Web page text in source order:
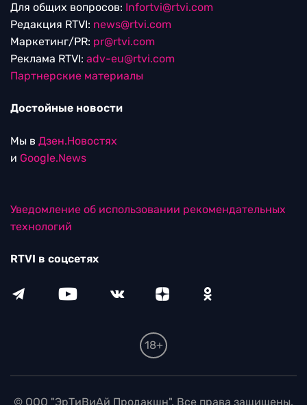
Для общих вопросов: Infortvi@rtvi.com
Редакция RTVI: news@rtvi.com
Маркетинг/PR: pr@rtvi.com
Реклама RTVI: adv-eu@rtvi.com
Партнерские материалы
Достойные новости
Мы в Дзен.Новостях
и Google.News
Уведомление об использовании рекомендательных
технологий
RTVI в соцсетях
18+
© ООО "ЭрТиВиАй Продакшн". Все права защищены.